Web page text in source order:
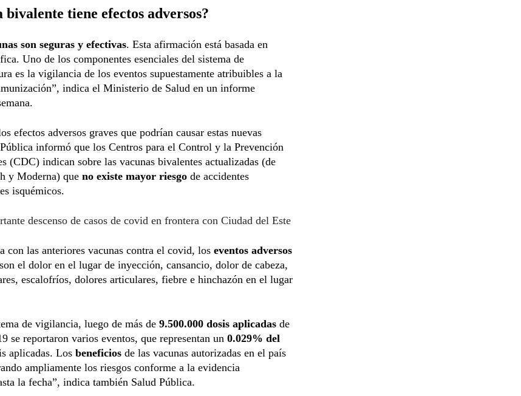
bivalente tiene efectos adversos?
son seguras y efectivas. Esta afirmación está basada en
Uno de los componentes esenciales del sistema de
es la vigilancia de los eventos supuestamente atribuibles a la
indica el Ministerio de Salud en un informe
efectos adversos graves que podrían causar estas nuevas
informó que los Centros para el Control y la Prevención
(CDC) indican sobre las vacunas bivalentes actualizadas (de
y Moderna) que no existe mayor riesgo de accidentes
isquémicos.
descenso de casos de covid en frontera con Ciudad del Este
con las anteriores vacunas contra el covid, los eventos adversos
el dolor en el lugar de inyección, cansancio, dolor de cabeza,
escalofríos, dolores articulares, fiebre e hinchazón en el lugar
de vigilancia, luego de más de 9.500.000 dosis aplicadas de
se reportaron varios eventos, que representan un 0.029% del
aplicadas. Los beneficios de las vacunas autorizadas en el país
ampliamente los riesgos conforme a la evidencia
la fecha”, indica también Salud Pública.